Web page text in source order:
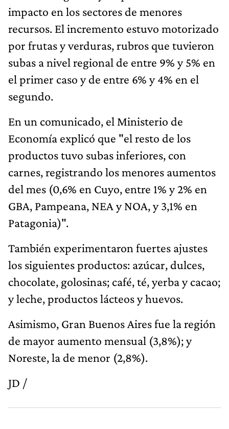
impacto en los sectores de menores
recursos. El incremento estuvo motorizado
por frutas y verduras, rubros que tuvieron
subas a nivel regional de entre 9% y 5% en
el primer caso y de entre 6% y 4% en el
segundo.
En un comunicado, el Ministerio de
Economía explicó que "el resto de los
productos tuvo subas inferiores, con
carnes, registrando los menores aumentos
del mes (0,6% en Cuyo, entre 1% y 2% en
GBA, Pampeana, NEA y NOA, y 3,1% en
Patagonia)".
También experimentaron fuertes ajustes
los siguientes productos: azúcar, dulces,
chocolate, golosinas; café, té, yerba y cacao;
y leche, productos lácteos y huevos.
Asimismo, Gran Buenos Aires fue la región
de mayor aumento mensual (3,8%); y
Noreste, la de menor (2,8%).
JD /